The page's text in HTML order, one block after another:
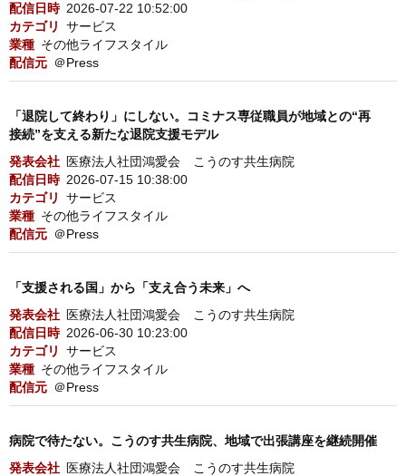
配信日時 2026-07-22 10:52:00
カテゴリ
サービス
業種 その他ライフスタイル
配信元 ＠Press
「退院して終わり」にしない。コミナス専従職員が地域との“再
接続”を支える新たな退院支援モデル
発表会社 医療法人社団鴻愛会 こうのす共生病院
配信日時 2026-07-15 10:38:00
カテゴリ
サービス
業種 その他ライフスタイル
配信元 ＠Press
「支援される国」から「支え合う未来」へ
発表会社 医療法人社団鴻愛会 こうのす共生病院
配信日時 2026-06-30 10:23:00
カテゴリ
サービス
業種 その他ライフスタイル
配信元 ＠Press
病院で待たない。こうのす共生病院、地域で出張講座を継続開催
発表会社 医療法人社団鴻愛会 こうのす共生病院